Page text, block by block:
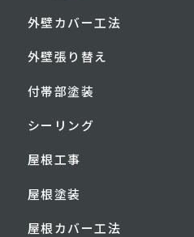
外壁カバー工法
外壁張り替え
付帯部塗装
シーリング
屋根工事
屋根塗装
屋根カバー工法